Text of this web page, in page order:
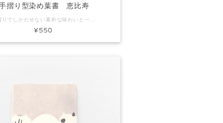
摺り型染め葉書 恵比寿
¥550